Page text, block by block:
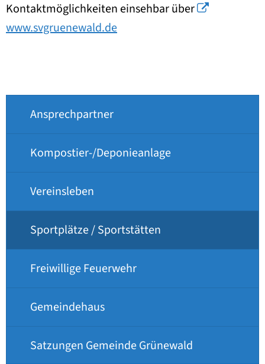
Kontaktmöglichkeiten einsehbar über
www.svgruenewald.de
Ansprechpartner
Kompostier-/Deponieanlage
Vereinsleben
Sportplätze / Sportstätten
Freiwillige Feuerwehr
Gemeindehaus
Satzungen Gemeinde Grünewald